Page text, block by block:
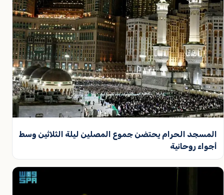
المسجد الحرام يحتضن جموع المصلين ليلة الثلاثين وسط
أجواء روحانية